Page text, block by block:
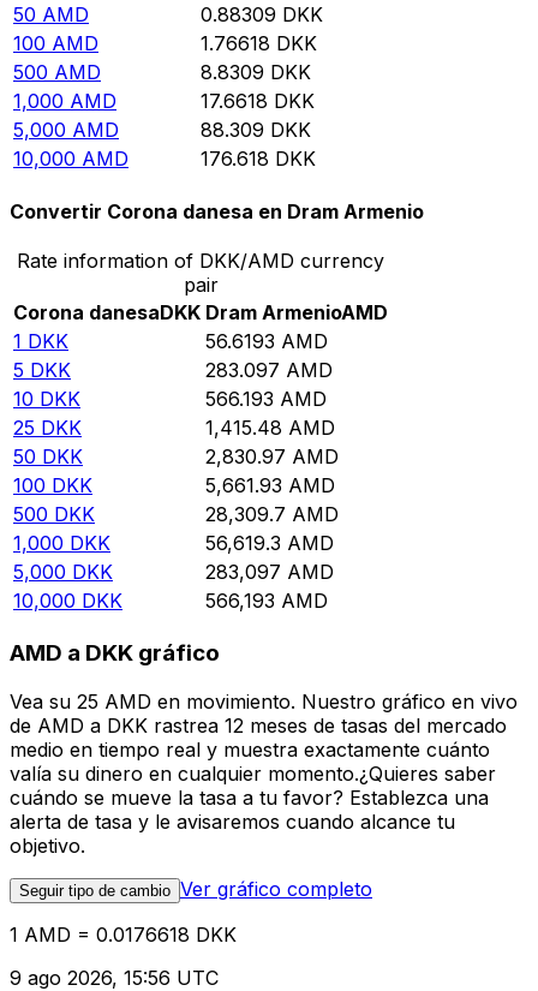
50 AMD 0.88309 DKK
100 AMD 1.76618 DKK
500 AMD 8.8309 DKK
1,000 AMD 17.6618 DKK
5,000 AMD 88.309 DKK
10,000 AMD 176.618 DKK
Convertir Corona danesa en Dram Armenio
Rate information of DKK/AMD currency
pair
Corona danesaDKK Dram ArmenioAMD
1 DKK 56.6193 AMD
5 DKK 283.097 AMD
10 DKK 566.193 AMD
25 DKK 1,415.48 AMD
50 DKK 2,830.97 AMD
100 DKK 5,661.93 AMD
500 DKK 28,309.7 AMD
1,000 DKK 56,619.3 AMD
5,000 DKK 283,097 AMD
10,000 DKK 566,193 AMD
AMD a DKK gráfico
Vea su 25 AMD en movimiento. Nuestro gráfico en vivo
de AMD a DKK rastrea 12 meses de tasas del mercado
medio en tiempo real y muestra exactamente cuánto
valía su dinero en cualquier momento.¿Quieres saber
cuándo se mueve la tasa a tu favor? Establezca una
alerta de tasa y le avisaremos cuando alcance tu
objetivo.
Seguir tipo de cambio Ver gráfico completo
1 AMD = 0.0176618 DKK
9 ago 2026, 15:56 UTC